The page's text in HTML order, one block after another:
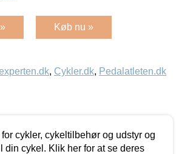
Køb nu »
, Cykler.dk, Pedalatleten.dk
cykler, cykeltilbehør og udstyr og
din cykel. Klik her for at se deres